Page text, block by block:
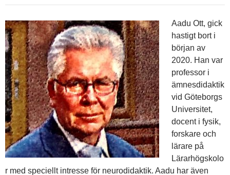
Aadu Ott, gick
hastigt bort i
början av
2020. Han var
professor i
ämnesdidaktik
vid Göteborgs
Universitet,
docent i fysik,
forskare och
lärare på
Lärarhögskolo
r med speciellt intresse för neurodidaktik. Aadu har även